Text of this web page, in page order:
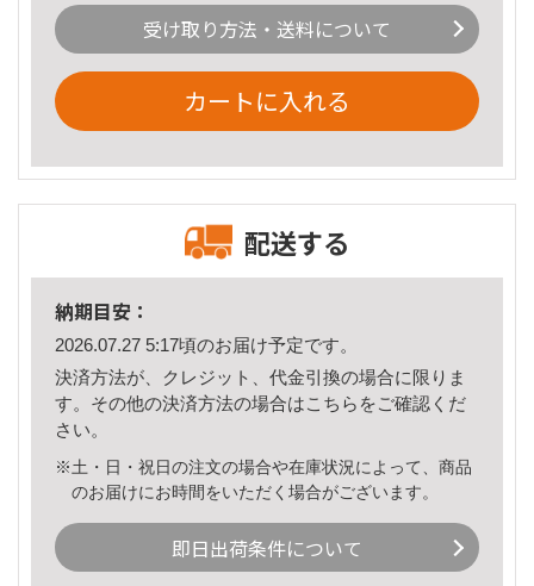
受け取り方法・送料について
カートに入れる
配送する
納期目安：
2026.07.27 5:17頃のお届け予定です。
決済方法が、クレジット、代金引換の場合に限りま
す。その他の決済方法の場合はこちら をご確認くだ
さい。
※土・日・祝日の注文の場合や在庫状況によって、商品
のお届けにお時間をいただく場合がございます。
即日出荷条件について